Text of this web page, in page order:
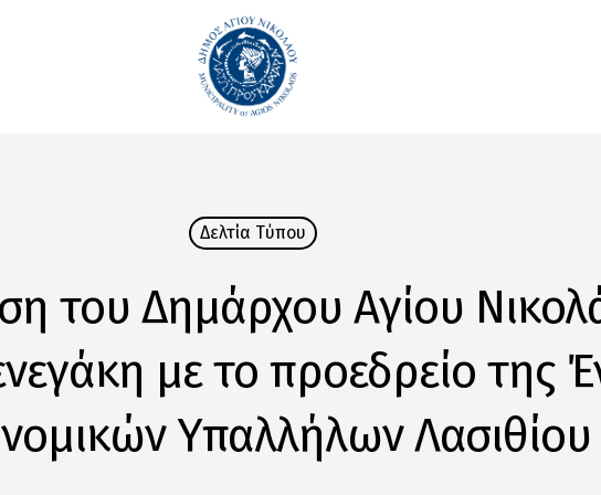
Δελτία Tύπου
του Δημάρχου Αγίου
με το προεδρείο της
Υπαλλήλων Λασιθίου